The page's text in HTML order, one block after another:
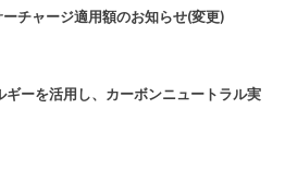
チャージ適用額のお知らせ(変更)
ーを活用し、カーボンニュートラル実